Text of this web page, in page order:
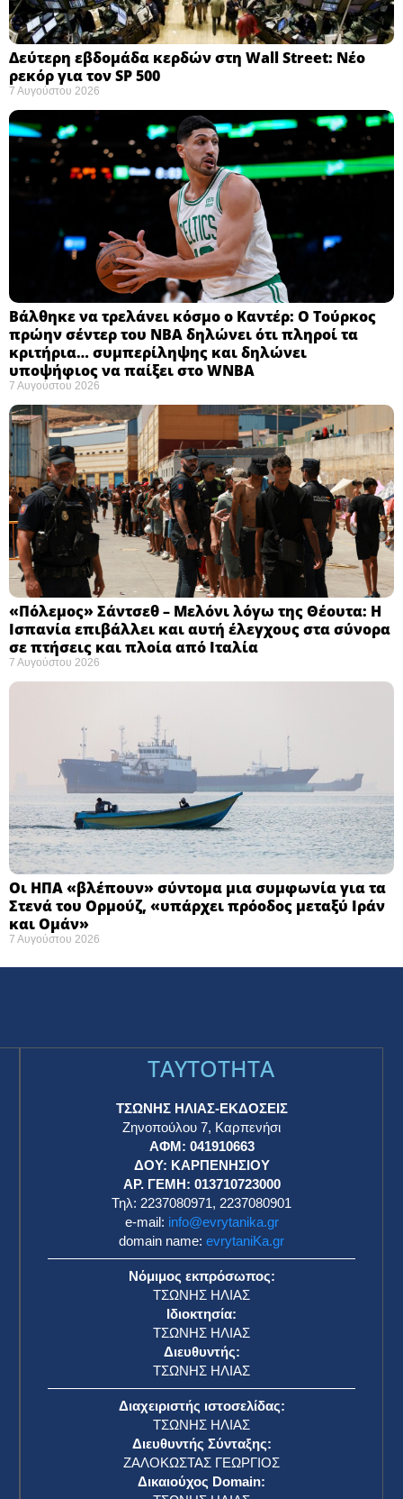
Δεύτερη εβδομάδα κερδών στη Wall Street: Νέο
ρεκόρ για τον SP 500
7 Αυγούστου 2026
Βάλθηκε να τρελάνει κόσμο ο Καντέρ: Ο Τούρκος
πρώην σέντερ του NBA δηλώνει ότι πληροί τα
κριτήρια… συμπερίληψης και δηλώνει
υποψήφιος να παίξει στο WNBA
7 Αυγούστου 2026
«Πόλεμος» Σάντσεθ – Μελόνι λόγω της Θέουτα: Η
Ισπανία επιβάλλει και αυτή έλεγχους στα σύνορα
σε πτήσεις και πλοία από Ιταλία
7 Αυγούστου 2026
Οι ΗΠΑ «βλέπουν» σύντομα μια συμφωνία για τα
Στενά του Ορμούζ, «υπάρχει πρόοδος μεταξύ Ιράν
και Ομάν»
7 Αυγούστου 2026
TAYTOTHTA
ΤΣΩΝΗΣ ΗΛΙΑΣ-ΕΚΔΟΣΕΙΣ
Ζηνοπούλου 7, Καρπενήσι
ΑΦΜ: 041910663
ΔΟΥ: ΚΑΡΠΕΝΗΣΙΟΥ
ΑΡ. ΓΕΜΗ: 013710723000
Τηλ: 2237080971, 2237080901
e-mail: info@evrytanika.gr
domain name: evrytaniKa.gr
Νόμιμος εκπρόσωπος:
ΤΣΩΝΗΣ ΗΛΙΑΣ
Ιδιοκτησία:
ΤΣΩΝΗΣ ΗΛΙΑΣ
Διευθυντής:
ΤΣΩΝΗΣ ΗΛΙΑΣ
Διαχειριστής ιστοσελίδας:
ΤΣΩΝΗΣ ΗΛΙΑΣ
Διευθυντής Σύνταξης:
ΖΑΛΟΚΩΣΤΑΣ ΓΕΩΡΓΙΟΣ
Δικαιούχος Domain: